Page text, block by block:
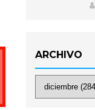
ARCHIVO